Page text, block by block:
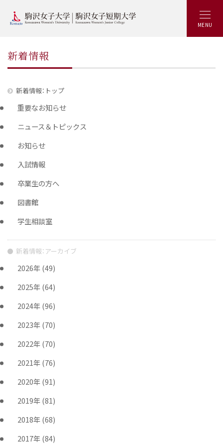
MENU
新着情報
新着情報：トップ
重要なお知らせ
ニュース＆トピックス
お知らせ
入試情報
卒業生の方へ
図書館
学生相談室
新着情報：アーカイブ
2026年(49)
2025年(64)
2024年(96)
2023年(70)
2022年(70)
2021年(76)
2020年(91)
2019年(81)
2018年(68)
2017年(84)